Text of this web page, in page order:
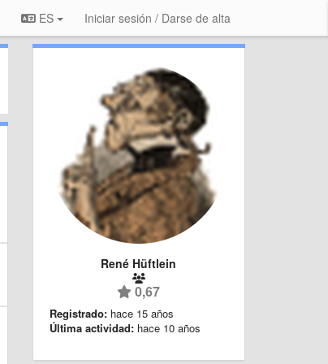
ES Iniciar sesión / Darse de alta
René Hüftlein
0,67
Registrado: hace 15 años
Última actividad: hace 10 años